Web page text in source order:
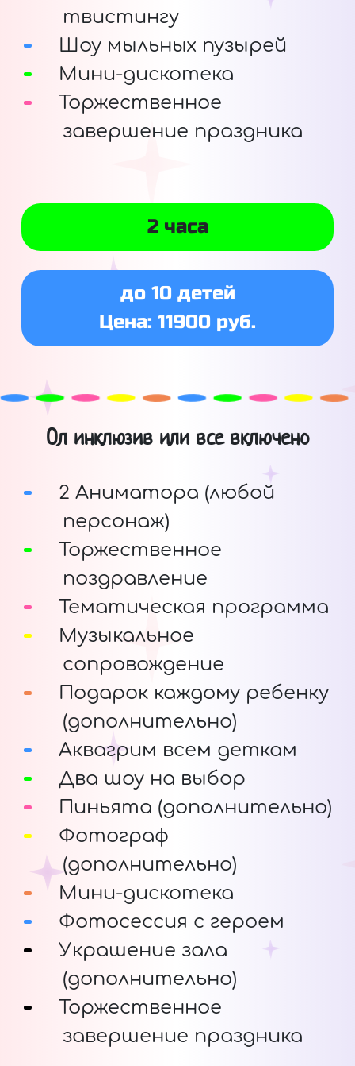
твистингу
Шоу мыльных пузырей
Мини-дискотека
Торжественное
завершение праздника
2 часа
до 10 детей
Цена: 11900 руб.
Ол инклюзив или все включено
2 Аниматора (любой
персонаж)
Торжественное
поздравление
Тематическая программа
Музыкальное
сопровождение
Подарок каждому ребенку
(дополнительно)
Аквагрим всем деткам
Два шоу на выбор
Пиньята (дополнительно)
Фотограф
(дополнительно)
Мини-дискотека
Фотосессия с героем
Украшение зала
(дополнительно)
Торжественное
завершение праздника